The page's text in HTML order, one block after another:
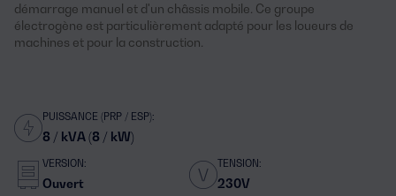
démarrage manuel et d'un châssis mobile. Ce groupe
électrogène est particulièrement adapté pour les loueurs de
machines et pour la construction.
PUISSANCE (PRP / ESP):
8 / kVA (8 / kW)
VERSION:
Ouvert
TENSION:
230V